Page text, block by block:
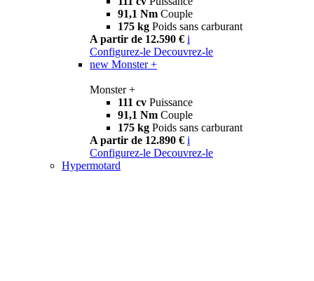
91,1 Nm Couple
175 kg Poids sans carburant
A partir de 12.590 € i
Configurez-le Decouvrez-le
new Monster +
Monster +
111 cv Puissance
91,1 Nm Couple
175 kg Poids sans carburant
A partir de 12.890 € i
Configurez-le Decouvrez-le
Hypermotard